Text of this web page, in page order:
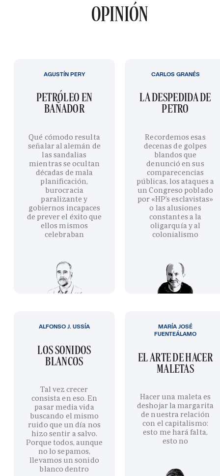
OPINIÓN
PETRÓLEO EN
BAÑADOR
Qué cómodo resulta
señalar al alemán de
las sandalias
mientras se ocultan
décadas de mala
planificación,
burocracia
paralizante y
gobiernos incapaces
de prever el éxito que
ellos mismos
celebraban
AGUSTÍN PERY
LA DESPEDIDA DE
PETRO
Recordemos esas
decenas de golpes
blandos que
denunció en sus
comparecencias
públicas, los ataques a
un Congreso poblado
por «HP’s esclavistas»
o las alusiones
constantes a la
oligarquía y al
colonialismo
CARLOS GRANÉS
LOS SONIDOS
BLANCOS
Tal vez crecer
consista en eso. En
pasar media vida
buscando el mismo
ruido que un día nos
hizo sentir a salvo.
Porque todos, aunque
no lo sepamos,
llevamos un sonido
blanco dentro
ALFONSO J. USSÍA
EL ARTE DE HACER
MALETAS
Hacer una maleta es
deshojar la margarita
de nuestra relación
con el capitalismo:
esto me hará falta,
esto no
MARÍA JOSÉ
FUENTEÁLAMO